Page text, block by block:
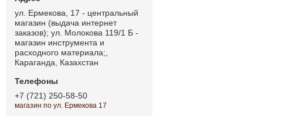
ул. Ермекова, 17 - центральный
магазин (выдача интернет
заказов); ул. Молокова 119/1 Б -
магазин инструмента и
расходного материала;,
Караганда, Казахстан
+7 (721) 250-58-50
магазин по ул. Ермекова 17